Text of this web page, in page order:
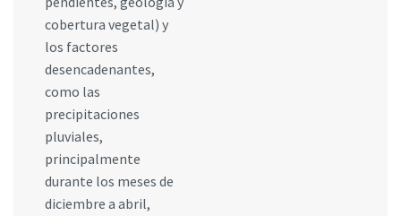
cobertura vegetal) y
los factores
desencadenantes,
como las
precipitaciones
pluviales,
principalmente
durante los meses de
diciembre a abril,